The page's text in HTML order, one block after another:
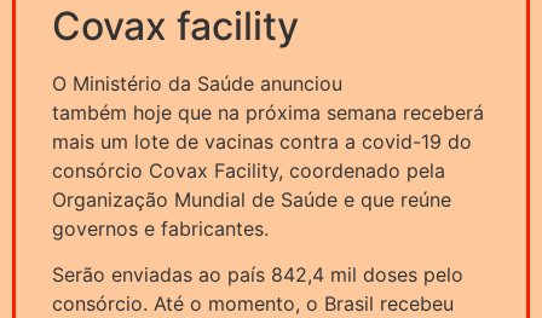
Covax facility
O Ministério da Saúde anunciou
também hoje que na próxima semana receberá
mais um lote de vacinas contra a covid-19 do
consórcio Covax Facility, coordenado pela
Organização Mundial de Saúde e que reúne
governos e fabricantes.
Serão enviadas ao país 842,4 mil doses pelo
consórcio. Até o momento, o Brasil recebeu